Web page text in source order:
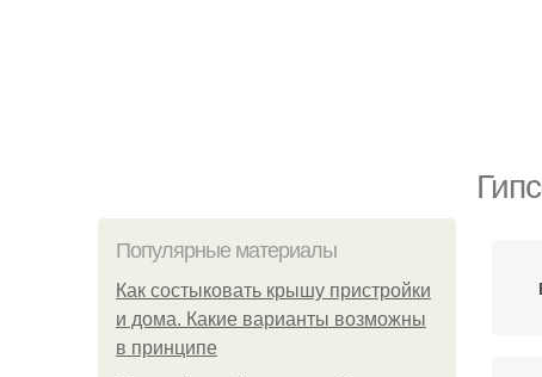
Популярные материалы
Как состыковать крышу пристройки
и дома. Какие варианты возможны
в принципе